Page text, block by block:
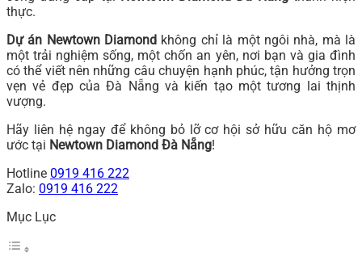
thực.
Dự án Newtown Diamond không chỉ là một ngôi nhà, mà là
một trải nghiệm sống, một chốn an yên, nơi bạn và gia đình
có thể viết nên những câu chuyện hạnh phúc, tận hưởng trọn
vẹn vẻ đẹp của Đà Nẵng và kiến tạo một tương lai thịnh
vượng.
Hãy liên hệ ngay để không bỏ lỡ cơ hội sở hữu căn hộ mơ
ước tại Newtown Diamond Đà Nẵng!
Hotline 0919 416 222
Zalo: 0919 416 222
Mục Lục